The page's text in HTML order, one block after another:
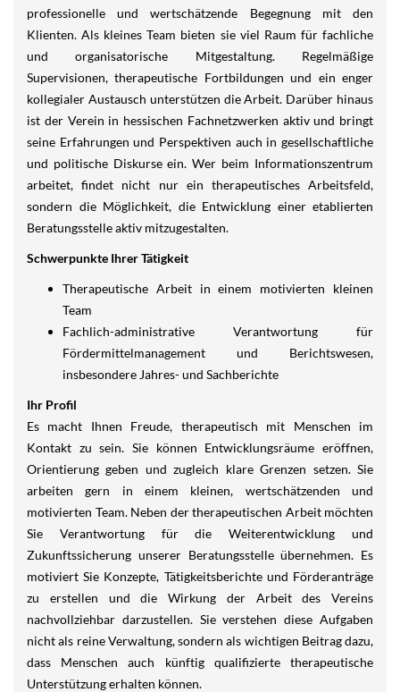
professionelle und wertschätzende Begegnung mit den
Klienten. Als kleines Team bieten sie viel Raum für fachliche
und organisatorische Mitgestaltung. Regelmäßige
Supervisionen, therapeutische Fortbildungen und ein enger
kollegialer Austausch unterstützen die Arbeit. Darüber hinaus
ist der Verein in hessischen Fachnetzwerken aktiv und bringt
seine Erfahrungen und Perspektiven auch in gesellschaftliche
und politische Diskurse ein. Wer beim Informationszentrum
arbeitet, findet nicht nur ein therapeutisches Arbeitsfeld,
sondern die Möglichkeit, die Entwicklung einer etablierten
Beratungsstelle aktiv mitzugestalten.
Schwerpunkte Ihrer Tätigkeit
Therapeutische Arbeit in einem motivierten kleinen
Team
Fachlich-administrative Verantwortung für
Fördermittelmanagement und Berichtswesen,
insbesondere Jahres- und Sachberichte
Ihr Profil
Es macht Ihnen Freude, therapeutisch mit Menschen im
Kontakt zu sein. Sie können Entwicklungsräume eröffnen,
Orientierung geben und zugleich klare Grenzen setzen. Sie
arbeiten gern in einem kleinen, wertschätzenden und
motivierten Team. Neben der therapeutischen Arbeit möchten
Sie Verantwortung für die Weiterentwicklung und
Zukunftssicherung unserer Beratungsstelle übernehmen. Es
motiviert Sie Konzepte, Tätigkeitsberichte und Förderanträge
zu erstellen und die Wirkung der Arbeit des Vereins
nachvollziehbar darzustellen. Sie verstehen diese Aufgaben
nicht als reine Verwaltung, sondern als wichtigen Beitrag dazu,
dass Menschen auch künftig qualifizierte therapeutische
Unterstützung erhalten können.